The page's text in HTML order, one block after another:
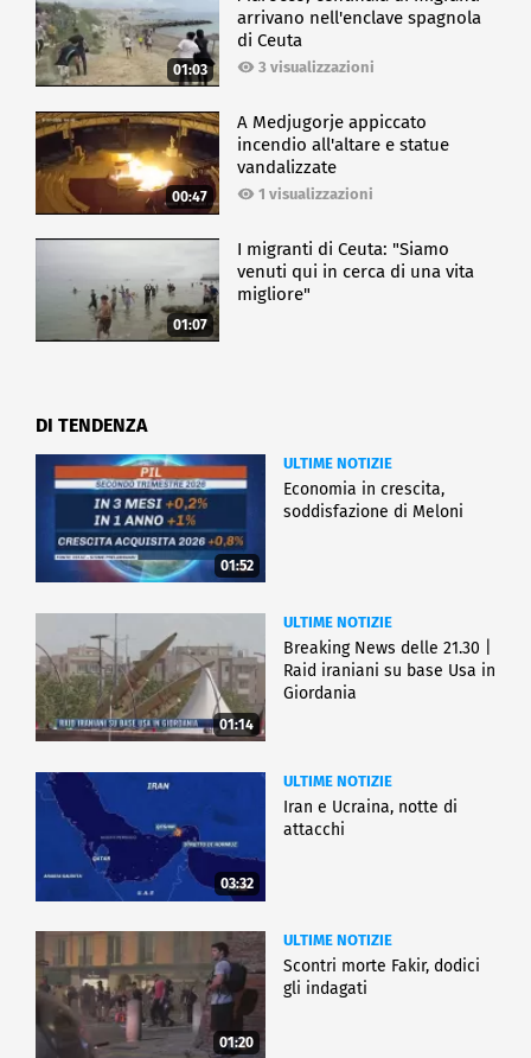
01:03
arrivano nell'enclave spagnola
di Ceuta
3 visualizzazioni
00:47
A Medjugorje appiccato
incendio all'altare e statue
vandalizzate
1 visualizzazioni
01:07
I migranti di Ceuta: "Siamo
venuti qui in cerca di una vita
migliore"
DI TENDENZA
01:52
ULTIME NOTIZIE
Economia in crescita,
soddisfazione di Meloni
01:14
ULTIME NOTIZIE
Breaking News delle 21.30 |
Raid iraniani su base Usa in
Giordania
03:32
ULTIME NOTIZIE
Iran e Ucraina, notte di
attacchi
01:20
ULTIME NOTIZIE
Scontri morte Fakir, dodici
gli indagati